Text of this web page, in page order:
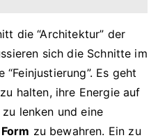
die “Architektur” der
sich die Schnitte im
Es geht
halten, ihre Energie auf
lenken und eine
zu bewahren. Ein zu